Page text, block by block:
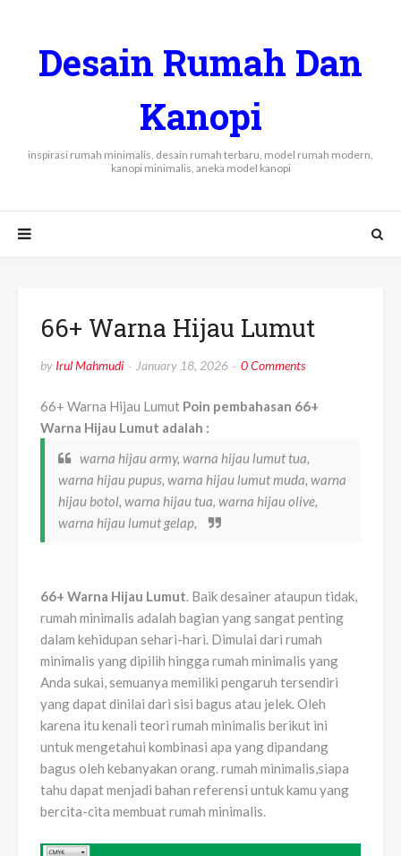
Desain Rumah Dan
Kanopi
inspirasi rumah minimalis, desain rumah terbaru, model rumah modern,
kanopi minimalis, aneka model kanopi
66+ Warna Hijau Lumut
by Irul Mahmudi January 18, 2026 0 Comments
66+ Warna Hijau Lumut Poin pembahasan 66+
Warna Hijau Lumut adalah :
warna hijau army, warna hijau lumut tua,
warna hijau pupus, warna hijau lumut muda, warna
hijau botol, warna hijau tua, warna hijau olive,
warna hijau lumut gelap,
66+ Warna Hijau Lumut. Baik desainer ataupun tidak,
rumah minimalis adalah bagian yang sangat penting
dalam kehidupan sehari-hari. Dimulai dari rumah
minimalis yang dipilih hingga rumah minimalis yang
Anda sukai, semuanya memiliki pengaruh tersendiri
yang dapat dinilai dari sisi bagus atau jelek. Oleh
karena itu kenali teori rumah minimalis berikut ini
untuk mengetahui kombinasi apa yang dipandang
bagus oleh kebanyakan orang. rumah minimalis,siapa
tahu dapat menjadi bahan referensi untuk kamu yang
bercita-cita membuat rumah minimalis.